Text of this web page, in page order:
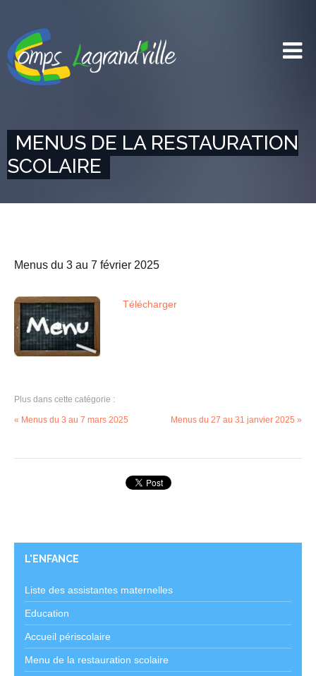
MENUS DE LA RESTAURATION
SCOLAIRE
Menus du 3 au 7 février 2025
Télécharger
Plus dans cette catégorie :
« Menus du 3 au 7 mars 2025 Menus du 27 au 31 janvier 2025 »
L'ENFANCE
Liste des assistantes maternelles
Education
Accueil périscolaire
Menu de la restauration scolaire